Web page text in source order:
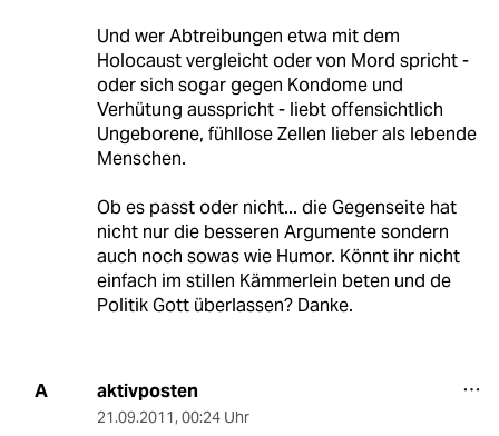
Und wer Abtreibungen etwa mit dem
Holocaust vergleicht oder von Mord spricht -
oder sich sogar gegen Kondome und
Verhütung ausspricht - liebt offensichtlich
Ungeborene, fühllose Zellen lieber als lebende
Menschen.
Ob es passt oder nicht... die Gegenseite hat
nicht nur die besseren Argumente sondern
auch noch sowas wie Humor. Könnt ihr nicht
einfach im stillen Kämmerlein beten und de
Politik Gott überlassen? Danke.
A aktivposten
21.09.2011, 00:24 Uhr